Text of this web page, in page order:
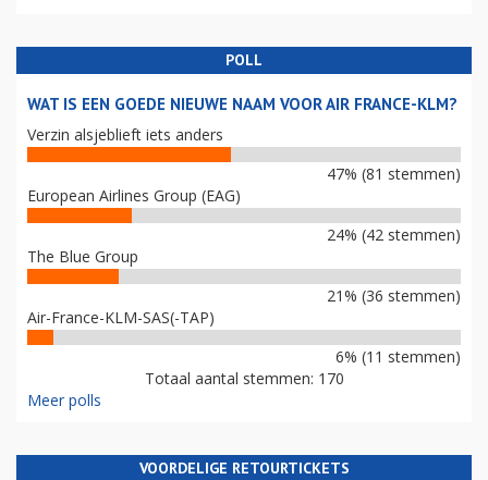
POLL
WAT IS EEN GOEDE NIEUWE NAAM VOOR AIR FRANCE-KLM?
Verzin alsjeblieft iets anders
47% (81 stemmen)
European Airlines Group (EAG)
24% (42 stemmen)
The Blue Group
21% (36 stemmen)
Air-France-KLM-SAS(-TAP)
6% (11 stemmen)
Totaal aantal stemmen: 170
Meer polls
VOORDELIGE RETOURTICKETS